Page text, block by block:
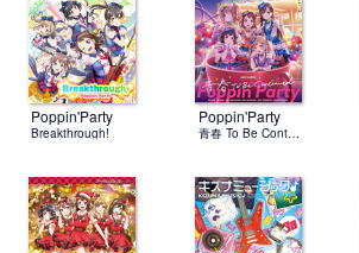
Poppin'Party
Breakthrough!
Poppin'Party
青春 To Be Continued